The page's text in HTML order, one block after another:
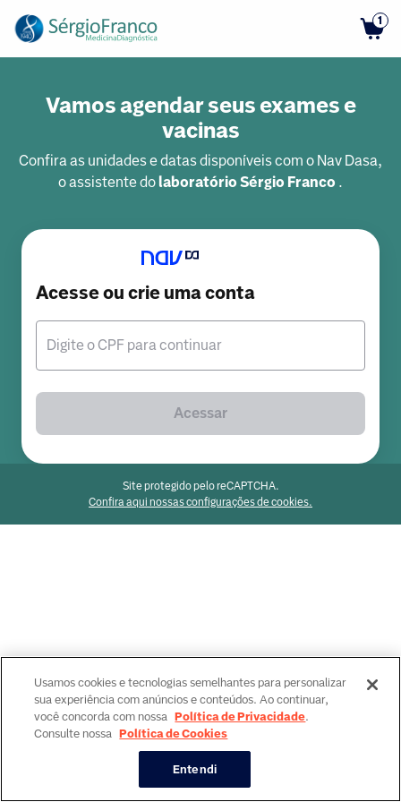
1
Vamos agendar seus exames e
vacinas
Confira as unidades e datas disponíveis com o Nav Dasa,
o assistente dolaboratório Sérgio Franco .
Acesse ou crie uma conta
Digite o CPF para continuar
Acessar
Site protegido pelo reCAPTCHA.
Confira aqui nossas configurações de cookies.
Usamos cookies e tecnologias semelhantes para personalizar
sua experiência com anúncios e conteúdos. Ao continuar,
você concorda com nossa Política de Privacidade.
Consulte nossa Política de Cookies
Entendi